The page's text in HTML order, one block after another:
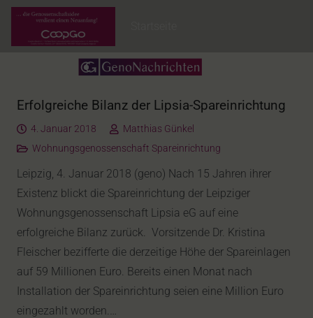
Erfolgreiche Bilanz der Lipsia-Spareinrichtung
4. Januar 2018
Matthias Günkel
Wohnungsgenossenschaft Spareinrichtung
Leipzig, 4. Januar 2018 (geno) Nach 15 Jahren ihrer
Existenz blickt die Spareinrichtung der Leipziger
Wohnungsgenossenschaft Lipsia eG auf eine
erfolgreiche Bilanz zurück. Vorsitzende Dr. Kristina
Fleischer bezifferte die derzeitige Höhe der Spareinlagen
auf 59 Millionen Euro. Bereits einen Monat nach
Installation der Spareinrichtung seien eine Million Euro
eingezahlt worden.…